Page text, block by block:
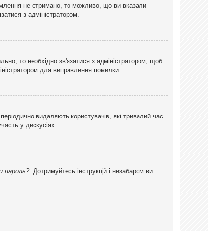
не отримано, то можливо, що ви вказали
з адміністратором.
то необхідно зв'язатися з адміністратором, щоб
для виправлення помилки.
видаляють користувачів, які тривалий час
у дискусіях.
пароль?. Дотримуйтесь інструкцій і незабаром ви